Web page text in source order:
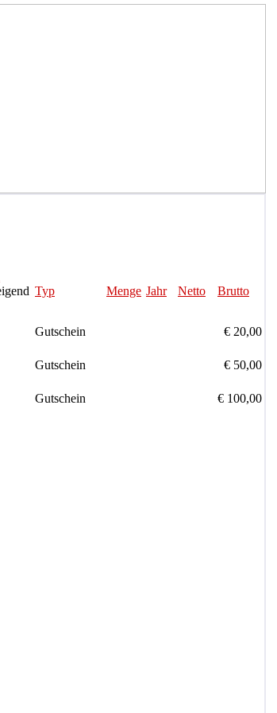
Typ
Menge Jahr Netto Brutto
Gutschein
€ 20,00
Gutschein
€ 50,00
Gutschein € 100,00